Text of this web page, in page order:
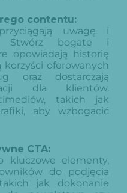
contentu:
uwagę i
Stwórz bogate i
opowiadają historię
korzyści oferowanych
oraz dostarczają
dla klientów.
takich jak
aby wzbogacić
CTA:
kluczowe elementy,
do podjęcia
jak dokonanie